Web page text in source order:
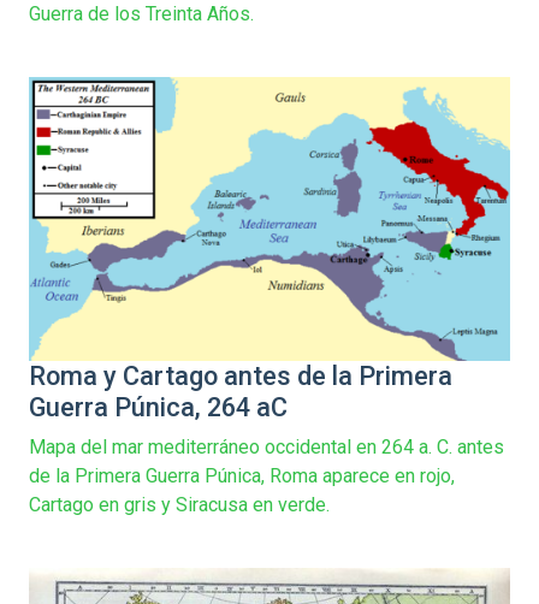
Guerra de los Treinta Años.
Roma y Cartago antes de la Primera
Guerra Púnica, 264 aC
Mapa del mar mediterráneo occidental en 264 a. C. antes
de la Primera Guerra Púnica, Roma aparece en rojo,
Cartago en gris y Siracusa en verde.